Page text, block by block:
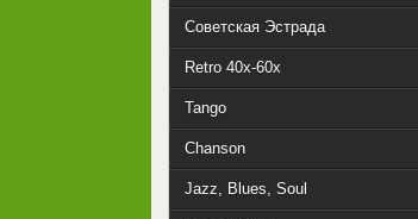
Советская Эстрада
Retro 40x-60x
Tango
Chanson
Jazz, Blues, Soul